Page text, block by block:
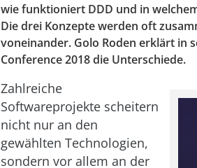
wie funktioniert DDD und in
Die drei Konzepte werden oft
voneinander. Golo Roden erklärt in
Conference 2018 die Unterschiede.
Zahlreiche
Softwareprojekte scheitern
nicht nur an den
gewählten Technologien,
sondern vor allem an der